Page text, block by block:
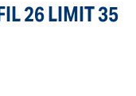
26 LIMIT 35